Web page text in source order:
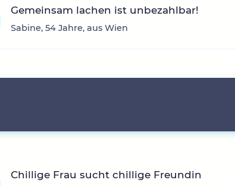
Gemeinsam lachen ist unbezahlbar!
Sabine, 54 Jahre, aus Wien
Chillige Frau sucht chillige Freundin